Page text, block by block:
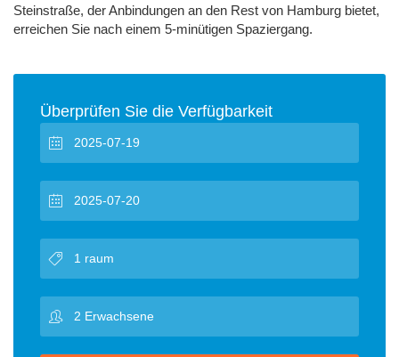
Steinstraße, der Anbindungen an den Rest von Hamburg bietet,
erreichen Sie nach einem 5-minütigen Spaziergang.
Überprüfen Sie die Verfügbarkeit